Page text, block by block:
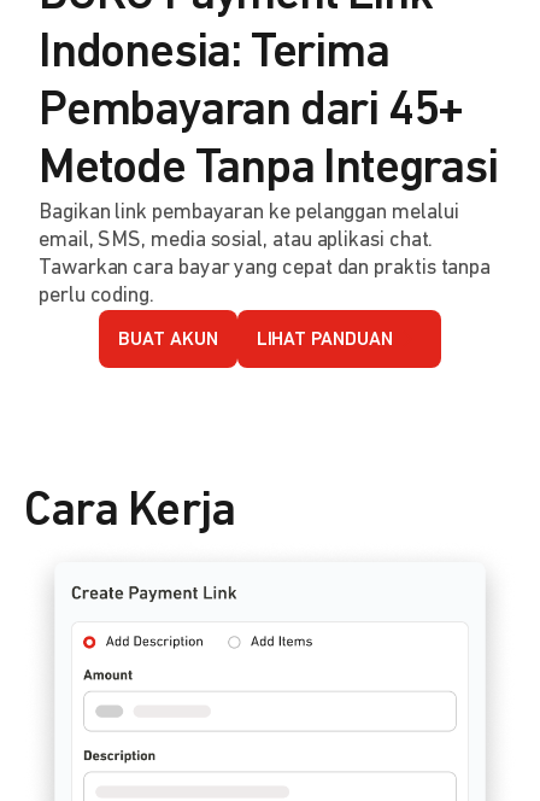
Indonesia: Terima
Pembayaran dari 45+
Metode Tanpa Integrasi
Bagikan link pembayaran ke pelanggan melalui
email, SMS, media sosial, atau aplikasi chat.
Tawarkan cara bayar yang cepat dan praktis tanpa
perlu coding.
BUAT AKUN LIHAT PANDUAN
Cara Kerja